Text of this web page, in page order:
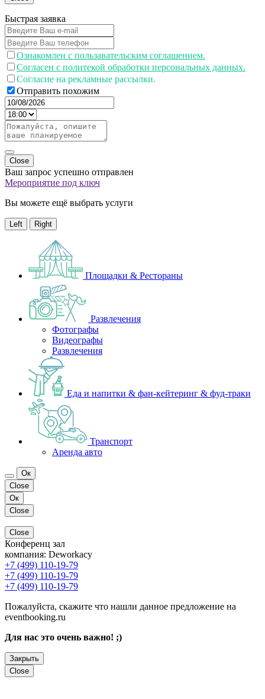
Быстрая заявка
Ознакомлен с пользавательским соглашением.
Согласен с политекой обработки персональных данных.
Согласие на рекламные рассылки.
Отправить похожим
Close
Ваш запрос успешно отправлен
Мероприятие под ключ
Вы можете ещё выбрать услуги
Left Right
Площадки & Рестораны
Развлечения
Фотографы
Видеографы
Развлечения
Еда и напитки & фан-кейтеринг & фуд-траки
Транспорт
Аренда авто
Ок
Close
Ок
Close
Close
Конференц зал
компания: Deworkacy
+7 (499) 110-19-79
+7 (499) 110-19-79
+7 (499) 110-19-79
Пожалуйста, скажите что нашли данное предложение на
eventbooking.ru
Для нас это очень важно! ;)
Закрыть
Close